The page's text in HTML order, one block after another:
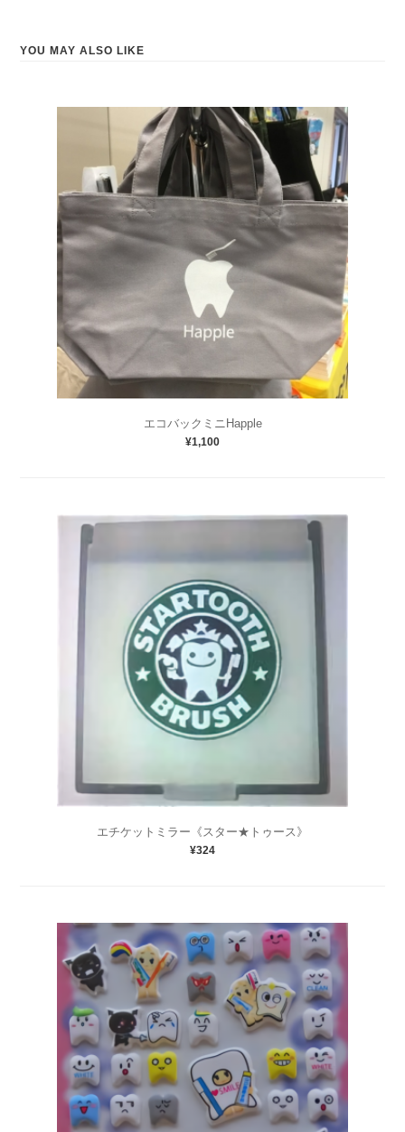
YOU MAY ALSO LIKE
エコバックミニHapple
¥1,100
エチケットミラー《スター★トゥース》
¥324